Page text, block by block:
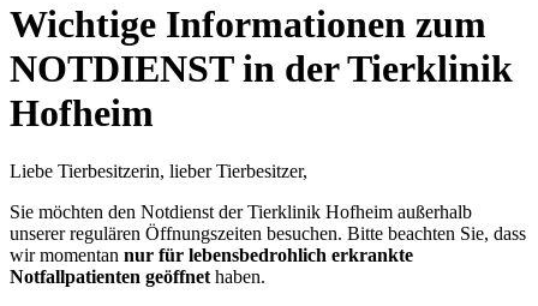
Wichtige Informationen zum
NOTDIENST in der Tierklinik
Hofheim
Liebe Tierbesitzerin, lieber Tierbesitzer,
Sie möchten den Notdienst der Tierklinik Hofheim außerhalb
unserer regulären Öffnungszeiten besuchen. Bitte beachten Sie, dass
wir momentan nur für lebensbedrohlich erkrankte
Notfallpatienten geöffnet haben.